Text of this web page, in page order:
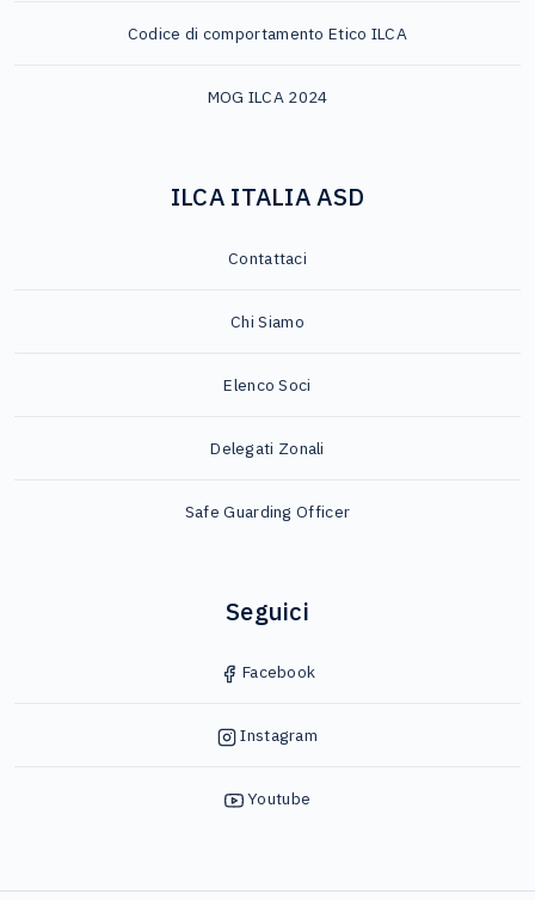
Codice di comportamento Etico ILCA
MOG ILCA 2024
ILCA ITALIA ASD
Contattaci
Chi Siamo
Elenco Soci
Delegati Zonali
Safe Guarding Officer
Seguici
Facebook
Instagram
Youtube